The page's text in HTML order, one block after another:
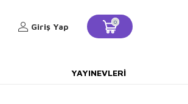
Giriş Yap 0
YAYINEVLERI